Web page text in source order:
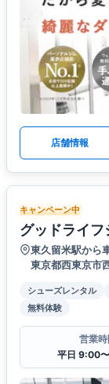
店舗情報
キャンペーン中
グッドライフ
東久留米駅から
東京都西東京市
シューズレンタル
無料体験
営業時
平日 9:00